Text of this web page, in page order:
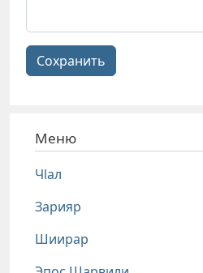
Сохранить
Меню
Чlал
Зарияр
Шиирар